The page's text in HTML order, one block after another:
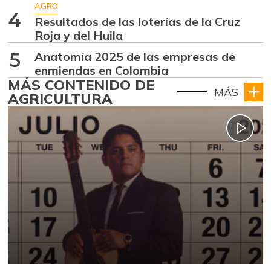
4
AGRO
Resultados de las loterías de la Cruz
Roja y del Huila
5
Anatomía 2025 de las empresas de
enmiendas en Colombia
MÁS CONTENIDO DE
AGRICULTURA MÁS